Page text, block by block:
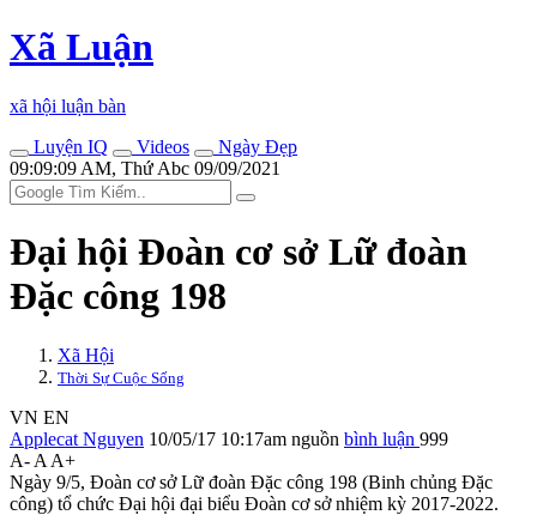
Xã Luận
xã hội luận bàn
Luyện IQ
Videos
Ngày Đẹp
09:09:09 AM, Thứ Abc 09/09/2021
Đại hội Đoàn cơ sở Lữ đoàn
Đặc công 198
Xã Hội
Thời Sự Cuộc Sống
VN EN
Applecat Nguyen 10/05/17 10:17am nguồn bình luận 999
A- A A+
Ngày 9/5, Đoàn cơ sở Lữ đoàn Đặc công 198 (Binh chủng Đặc
công) tổ chức Đại hội đại biểu Đoàn cơ sở nhiệm kỳ 2017-2022.